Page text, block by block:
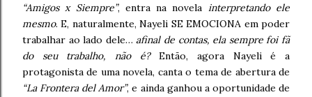
“Amigos x Siempre”, entra na novela interpretando ele
mesmo. E, naturalmente, Nayeli SE EMOCIONA em poder
trabalhar ao lado dele…afinal de contas, ela sempre foi fã
do seu trabalho, não é?Então, agora Nayeli é a
protagonista de uma novela, canta o tema de abertura de
“La Frontera del Amor”, e ainda ganhou a oportunidade de